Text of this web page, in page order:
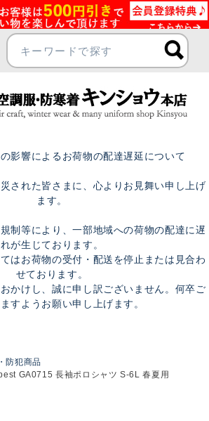
の影響によるお荷物の配達遅延について
された皆さまに、心よりお見舞い申し上げ
ます。
制等により、一部地域への荷物の配達に遅
れが生じております。
はお荷物の受付・配送を停止または見合わ
せております。
かけし、誠に申し訳ございません。何卒ご
すようお願い申し上げます。
防犯商品
GA0715 長袖ポロシャツ S-6L 春夏用